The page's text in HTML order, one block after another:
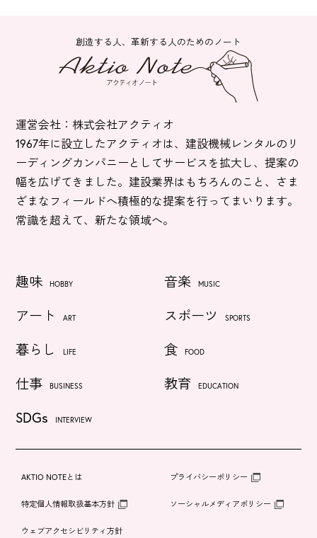
創造する人、革新する人のためのノート
運営会社：株式会社アクティオ
1967年に設立したアクティオは、建設機械レンタルのリ
ーディングカンパニーとしてサービスを拡大し、提案の
幅を広げてきました。建設業界はもちろんのこと、さま
ざまなフィールドへ積極的な提案を行ってまいります。
常識を超えて、新たな領域へ。
趣味 HOBBY 音楽 MUSIC
アート ART スポーツ SPORTS
暮らし LIFE 食 FOOD
仕事 BUSINESS 教育 EDUCATION
SDGs INTERVIEW
AKTIO NOTEとは プライバシーポリシー
特定個人情報取扱基本方針 ソーシャルメディアポリシー
ウェブアクセシビリティ方針